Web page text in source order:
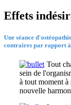
Effets
Une séance
contraires par rapport à
Tout
sein de
à tout moment
nouvelle